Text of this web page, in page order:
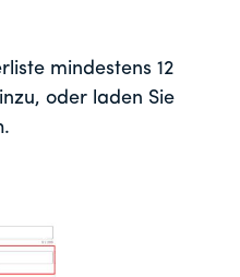
mindestens 12
oder laden Sie